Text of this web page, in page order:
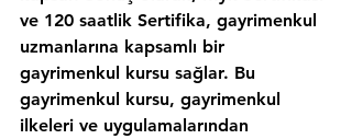
ve 120 saatlik Sertifika, gayrimenkul
uzmanlarına kapsamlı bir
gayrimenkul kursu sağlar. Bu
gayrimenkul kursu, gayrimenkul
ilkeleri ve uygulamalarından